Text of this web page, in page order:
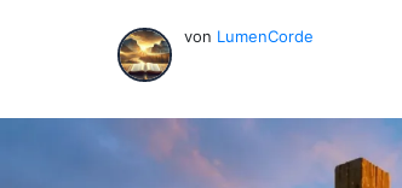
von LumenCorde